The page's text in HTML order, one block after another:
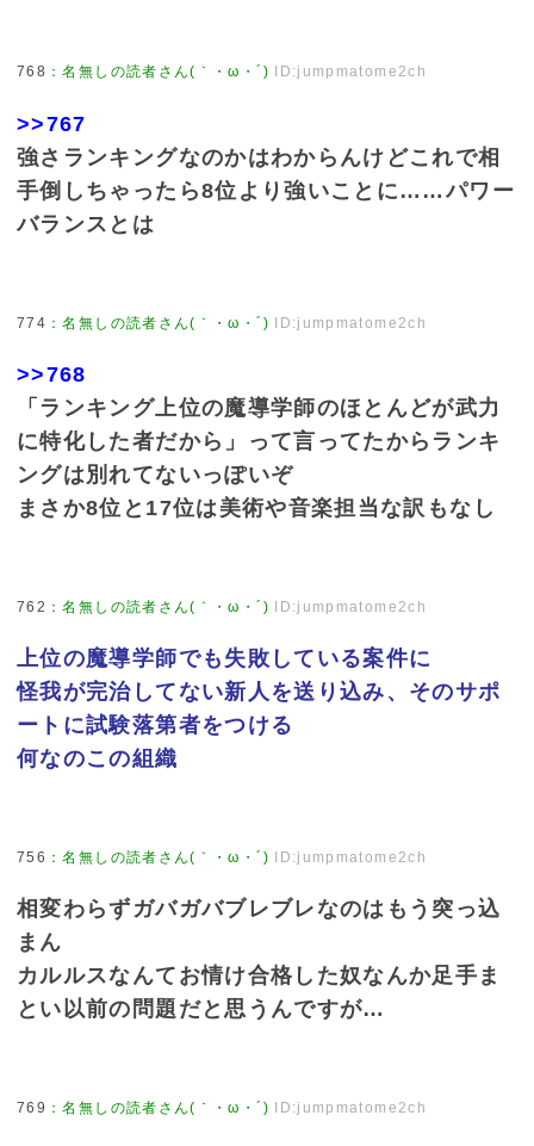
768 ：名無しの読者さん(｀・ω・´) ID:jumpmatome2ch
>>767
強さランキングなのかはわからんけどこれで相
手倒しちゃったら8位より強いことに……パワー
バランスとは
774 ：名無しの読者さん(｀・ω・´) ID:jumpmatome2ch
>>768
「ランキング上位の魔導学師のほとんどが武力
に特化した者だから」って言ってたからランキ
ングは別れてないっぽいぞ
まさか8位と17位は美術や音楽担当な訳もなし
762 ：名無しの読者さん(｀・ω・´) ID:jumpmatome2ch
上位の魔導学師でも失敗している案件に
怪我が完治してない新人を送り込み、そのサポ
ートに試験落第者をつける
何なのこの組織
756 ：名無しの読者さん(｀・ω・´) ID:jumpmatome2ch
相変わらずガバガバブレブレなのはもう突っ込
まん
カルルスなんてお情け合格した奴なんか足手ま
とい以前の問題だと思うんですが…
769 ：名無しの読者さん(｀・ω・´) ID:jumpmatome2ch